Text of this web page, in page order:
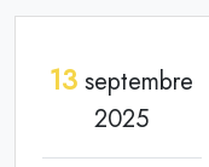
13 septembre
2025